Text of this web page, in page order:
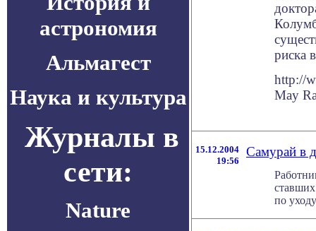
астрономия
Альмагест
Наука и культура
Журналы в
сети:
Nature
риска
http://
May
15.12.2004
19:56
Самурай в
ставших
по